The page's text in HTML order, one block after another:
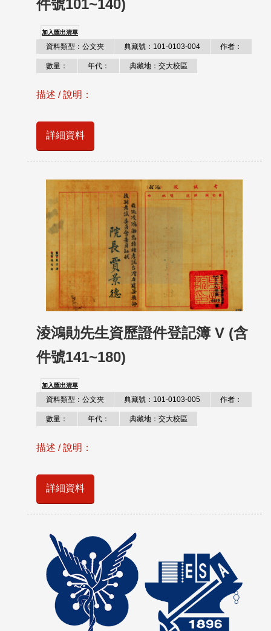
件號101~140)
加入匯出清單
資料類型：公文夾 典藏號：101-0103-004 作者：
數量： 年代： 典藏地：交大校區
描述 / 說明：
詳細資料
淩鴻勛先生資歷證件登記簿 V (含
件號141~180)
加入匯出清單
資料類型：公文夾 典藏號：101-0103-005 作者：
數量： 年代： 典藏地：交大校區
描述 / 說明：
詳細資料